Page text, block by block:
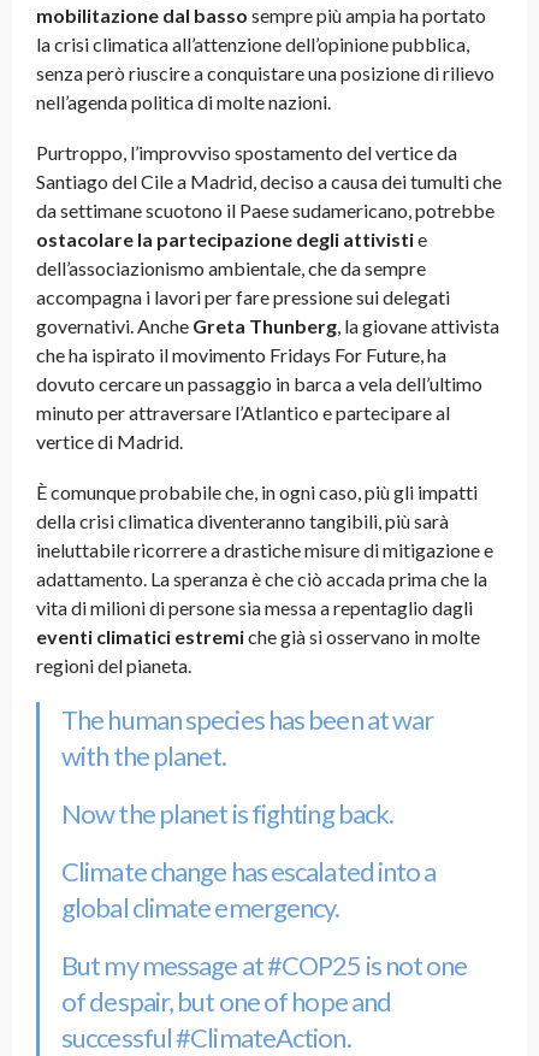
mobilitazione dal basso sempre più ampia ha portato
la crisi climatica all’attenzione dell’opinione pubblica,
senza però riuscire a conquistare una posizione di rilievo
nell’agenda politica di molte nazioni.
Purtroppo, l’improvviso spostamento del vertice da
Santiago del Cile a Madrid, deciso a causa dei tumulti che
da settimane scuotono il Paese sudamericano, potrebbe
ostacolare la partecipazione degli attivistie
dell’associazionismo ambientale, che da sempre
accompagna i lavori per fare pressione sui delegati
governativi. Anche Greta Thunberg, la giovane attivista
che ha ispirato il movimento Fridays For Future, ha
dovuto cercare un passaggio in barca a vela dell’ultimo
minuto per attraversare l’Atlantico e partecipare al
vertice di Madrid.
È comunque probabile che, in ogni caso, più gli impatti
della crisi climatica diventeranno tangibili, più sarà
ineluttabile ricorrere a drastiche misure di mitigazione e
adattamento. La speranza è che ciò accada prima che la
vita di milioni di persone sia messa a repentaglio dagli
eventi climatici estremiche già si osservano in molte
regioni del pianeta.
The human species has been at war
with the planet.
Now the planet is fighting back.
Climate change has escalated into a
global climate emergency.
But my message at#COP25 is not one
of despair, but one of hope and
successful#ClimateAction.